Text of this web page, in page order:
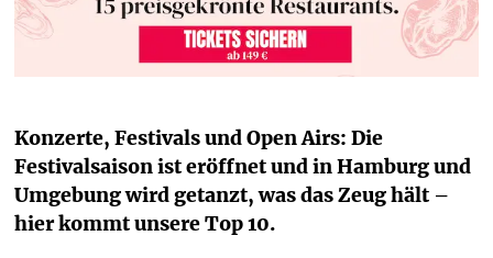
Konzerte, Festivals und Open Airs: Die
Festivalsaison ist eröffnet und in Hamburg und
Umgebung wird getanzt, was das Zeug hält –
hier kommt unsere Top 10.